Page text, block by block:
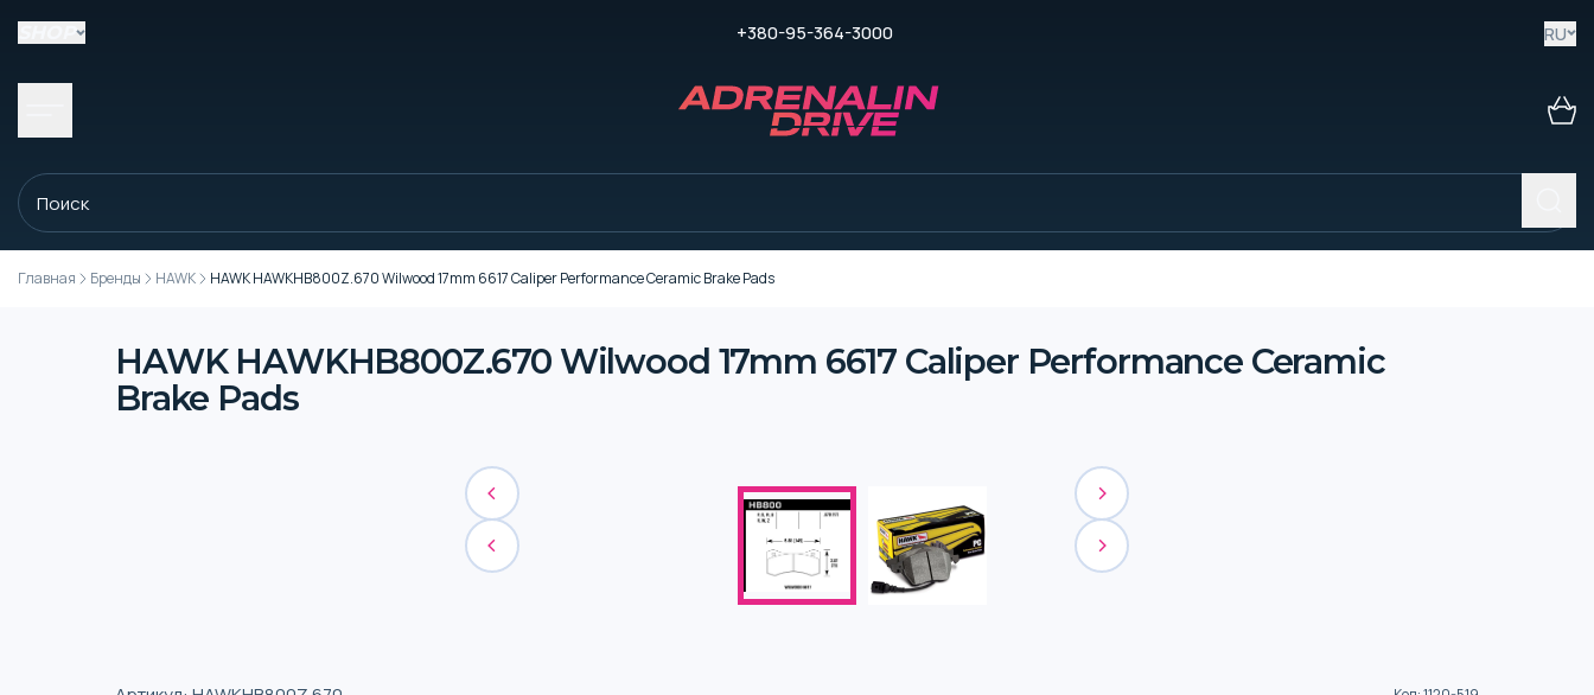
+380-95-364-3000 RU
Главная Бренды HAWK HAWK HAWKHB800Z.670 Wilwood 17mm 6617 Caliper Performance Ceramic Brake Pads
HAWK HAWKHB800Z.670 Wilwood 17mm 6617 Caliper Performance Ceramic
Brake Pads